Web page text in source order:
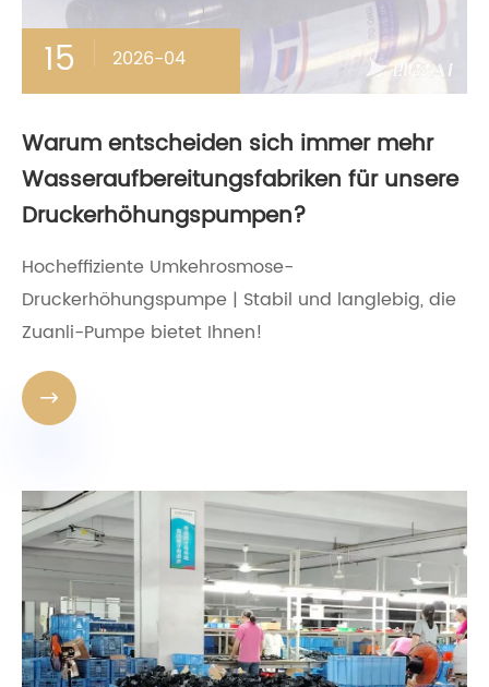
15 2026-04
Warum entscheiden sich immer mehr
Wasseraufbereitungsfabriken für unsere
Druckerhöhungspumpen?
Hocheffiziente Umkehrosmose-
Druckerhöhungspumpe | Stabil und langlebig, die
Zuanli-Pumpe bietet Ihnen!
